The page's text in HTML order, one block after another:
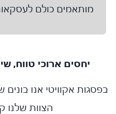
מותאמים כולם לעסקאות
יחסים ארוכי טווח,
אקוויטי אנו בונים
הצוות שלנו קשוב